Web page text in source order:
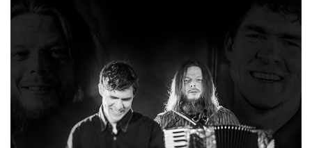
DUO MALVA & PRIKS